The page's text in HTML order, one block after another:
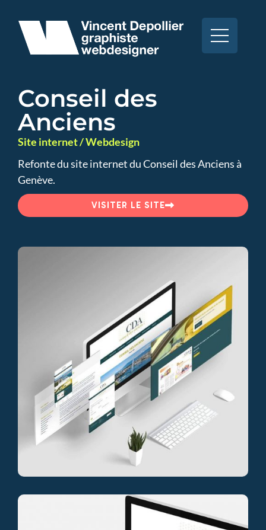
Conseil des
Anciens
Site internet / Webdesign
Refonte du site internet du Conseil des Anciens à
Genève.
VISITER LE SITE